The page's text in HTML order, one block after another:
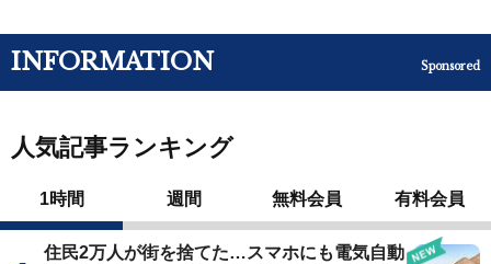
INFORMATION Sponsored
人気記事ランキング
1時間 週間 無料会員 有料会員
住民2万人が街を捨てた…スマホにも電気自動